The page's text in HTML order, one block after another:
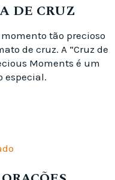
DE CRUZ
tão precioso
de cruz. A “Cruz de
Moments é um
especial.